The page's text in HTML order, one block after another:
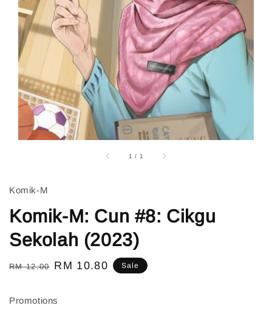
1 / 1
Komik-M
Komik-M: Cun #8: Cikgu
Sekolah (2023)
Regular
RM 12.00 Sale
RM 10.80 Sale
Promotions